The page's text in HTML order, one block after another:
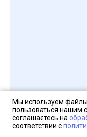
Мы используем
пользоваться нашим
соглашаетесь на
соответствии с